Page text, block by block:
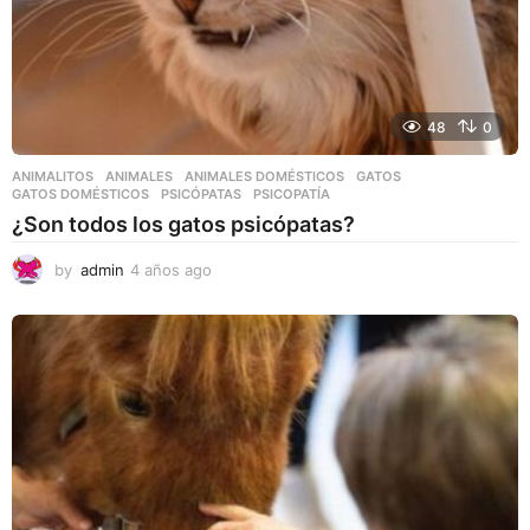
48 0
ANIMALITOS ANIMALES ,ANIMALES DOMÉSTICOS ,GATOS
GATOS DOMÉSTICOS
,PSICÓPATAS ,PSICOPATÍA
¿Son todos los gatos psicópatas?
by admin 4 años ago
ñ
a
g
o